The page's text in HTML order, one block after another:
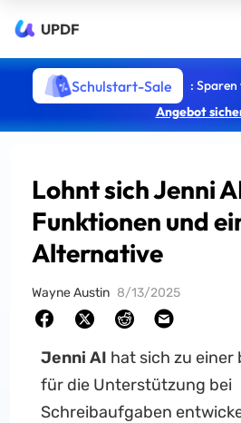
UPDF
Schulstart-Sale
: Sparen
Angebot
Lohnt sich Jenni
Funktionen und
Alternative
Wayne Austin 8/13/2025
Jenni AI hat sich zu einer
für die Unterstützung bei
Schreibaufgaben